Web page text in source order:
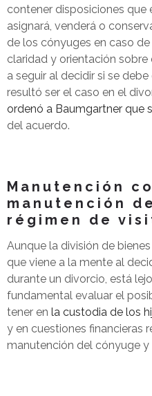
contener disposiciones que
asignará, venderá o
de los cónyuges en caso
claridad y orientación
a seguir al decidir si se
resultó ser el caso en el
ordenó a Baumgartner que
del acuerdo.
Manutención
manutención
régimen de
Aunque la división de
que viene a la mente al
durante un divorcio, está
fundamental evaluar el
tener en la custodia de los
y en cuestiones financieras
manutención del cónyuge y